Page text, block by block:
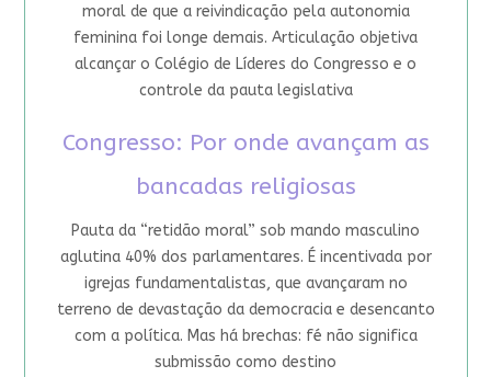
moral de que a reivindicação pela autonomia
feminina foi longe demais. Articulação objetiva
alcançar o Colégio de Líderes do Congresso e o
controle da pauta legislativa
Congresso: Por onde avançam as
bancadas religiosas
Pauta da “retidão moral” sob mando masculino
aglutina 40% dos parlamentares. É incentivada por
igrejas fundamentalistas, que avançaram no
terreno de devastação da democracia e desencanto
com a política. Mas há brechas: fé não significa
submissão como destino